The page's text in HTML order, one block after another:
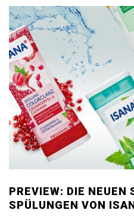
PREVIEW: DIE NEUEN
SPÜLUNGEN VON